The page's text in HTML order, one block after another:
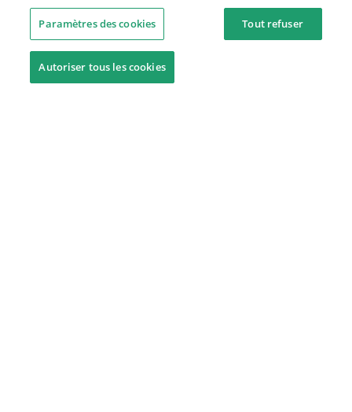
Paramètres des cookies Tout refuser
Autoriser tous les cookies